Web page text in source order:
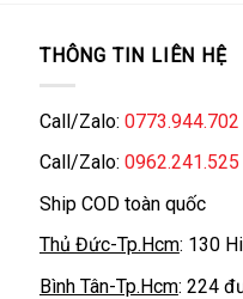
THÔNG TIN LIÊN HỆ
Call/Zalo: 0773.944.702
Call/Zalo: 0962.241.525
Ship COD toàn quốc
Thủ Đức-Tp.Hcm: 130
Bình Tân-Tp.Hcm: 224